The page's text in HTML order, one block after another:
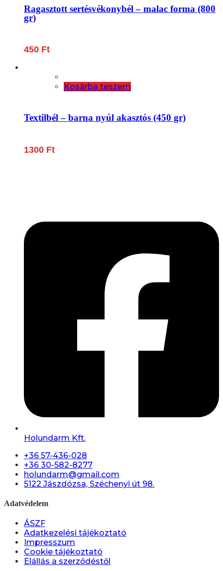
Ragasztott sertésvékonybél – malac forma (800
gr)
450 Ft
Kosárba teszem
Textilbél – barna nyúl akasztós (450 gr)
1300 Ft
Holundarm Kft.
+36 57-436-028
+36 30-582-8277
holundarm@gmail.com
5122 Jászdózsa, Széchenyi út 98.
Adatvédelem
ÁSZF
Adatkezelési tájékoztató
Impresszum
Cookie tájékoztató
Elállás a szerződéstől